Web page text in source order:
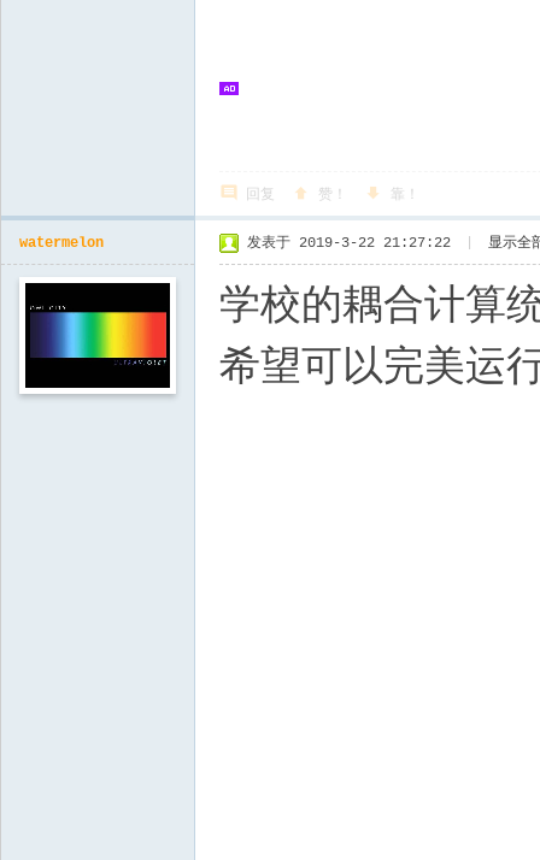
回复 赞！ 靠！
watermelon 发表于 2019-3-22 21:27:22 显示全
学校的耦合计算
希望可以完美运